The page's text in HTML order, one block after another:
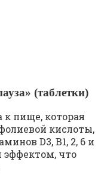
(таблетки)
к пище, которая
кислоты,
D3, B1, 2, 6 и
что